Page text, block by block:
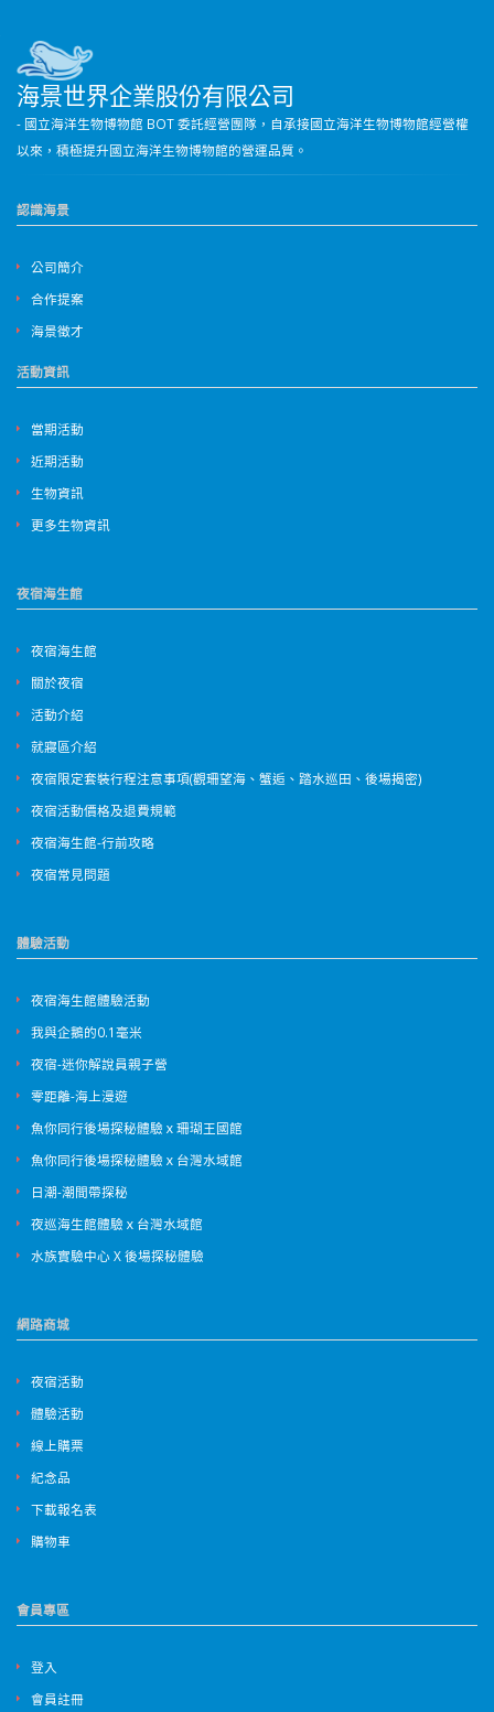
海景世界企業股份有限公司
- 國立海洋生物博物館 BOT 委託經營團隊，自承接國立海洋生物博物館經營權
以來，積極提升國立海洋生物博物館的營運品質。
認識海景
公司簡介
合作提案
海景徵才
活動資訊
當期活動
近期活動
生物資訊
更多生物資訊
夜宿海生館
夜宿海生館
關於夜宿
活動介紹
就寢區介紹
夜宿限定套裝行程注意事項(觀珊望海、蟹逅、踏水巡田、後場揭密)
夜宿活動價格及退費規範
夜宿海生館-行前攻略
夜宿常見問題
體驗活動
夜宿海生館體驗活動
我與企鵝的0.1毫米
夜宿-迷你解說員親子營
零距離-海上漫遊
魚你同行後場探秘體驗ｘ珊瑚王國館
魚你同行後場探秘體驗ｘ台灣水域館
日潮-潮間帶探秘
夜巡海生館體驗ｘ台灣水域館
水族實驗中心 X 後場探秘體驗
網路商城
夜宿活動
體驗活動
線上購票
紀念品
下載報名表
購物車
會員專區
登入
會員註冊